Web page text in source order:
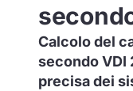
Calcolo del
secondo VDI
precisa dei